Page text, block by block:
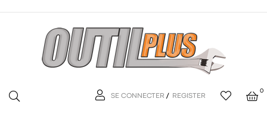
SE CONNECTER / REGISTER
0